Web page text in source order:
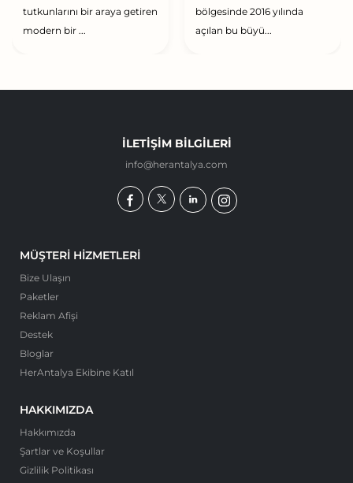
tutkunlarını bir araya getiren
modern bir ...
bölgesinde 2016 yılında
açılan bu büyü...
İLETIŞIM BILGILERI
info@herantalya.com
MÜŞTERI HIZMETLERI
Bize Ulaşın
Paketler
Reklam Afişi
Destek
Bloglar
HerAntalya Ekibine Katıl
HAKKIMIZDA
Hakkımızda
Şartlar ve Koşullar
Gizlilik Politikası